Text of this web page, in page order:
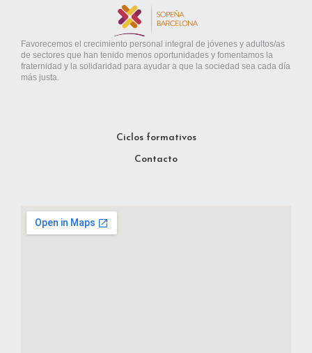
Favorecemos el crecimiento personal integral de jóvenes y adultos/as
de sectores que han tenido menos oportunidades y fomentamos la
fraternidad y la solidaridad para ayudar a que la sociedad sea cada día
más justa.
Ciclos formativos
Contacto